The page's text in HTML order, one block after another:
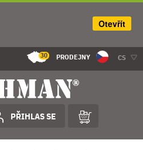
30 PRODEJNY CS
PŘIHLAS SE
Otevřít